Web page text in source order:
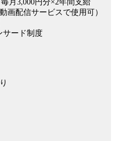
画配信サービスで使用可）
サード制度